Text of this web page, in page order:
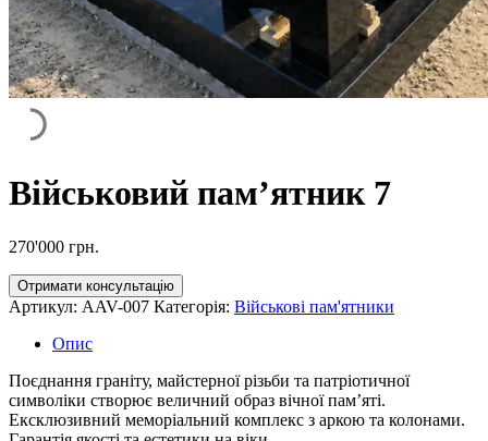
Військовий пам’ятник 7
270'000 грн.
Отримати консультацію
Артикул: AAV-007 Категорія: Військові пам'ятники
Опис
Поєднання граніту, майстерної різьби та патріотичної
символіки створює величний образ вічної пам’яті.
Ексклюзивний меморіальний комплекс з аркою та колонами.